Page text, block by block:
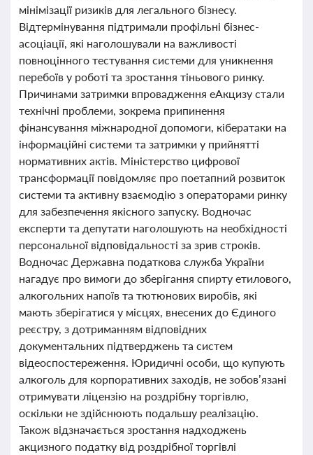
мінімізації ризиків для легального бізнесу.
Відтермінування підтримали профільні бізнес-
асоціації, які наголошували на важливості
повноцінного тестування системи для уникнення
перебоїв у роботі та зростання тіньового ринку.
Причинами затримки впровадження еАкцизу стали
технічні проблеми, зокрема припинення
фінансування міжнародної допомоги, кібератаки на
інформаційні системи та затримки у прийнятті
нормативних актів. Міністерство цифрової
трансформації повідомляє про поетапний розвиток
системи та активну взаємодію з операторами ринку
для забезпечення якісного запуску. Водночас
експерти та депутати наголошують на необхідності
персональної відповідальності за зрив строків.
Водночас Державна податкова служба України
нагадує про вимоги до зберігання спирту етилового,
алкогольних напоїв та тютюнових виробів, які
мають зберігатися у місцях, внесених до Єдиного
реєстру, з дотриманням відповідних
документальних підтверджень та систем
відеоспостереження. Юридичні особи, що купують
алкоголь для корпоративних заходів, не зобов’язані
отримувати ліцензію на роздрібну торгівлю,
оскільки не здійснюють подальшу реалізацію.
Також відзначається зростання надходжень
акцизного податку від роздрібної торгівлі